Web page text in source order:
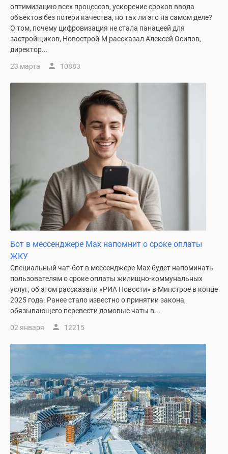
Дома
коттеджи
Коттеджные
поселки
Новой
поселки
Коттеджные
поселки
лесу
Коттеджные
поселки
водоема
Коттеджные
поселки
ипотеку
Бизнес-
Коттеджи
акции
Макс
оптимизацию всех процессов, ускорение сроков ввода
объектов без потери качества, но так ли это на самом деле?
О том, почему цифровизация не стала панацеей для
застройщиков, Новострой-М рассказал Алексей Осипов,
директор...
23 марта 10883
Бот в мессенджере Max напомнит о сроке оплаты
ЖКУ
Специальный чат-бот в мессенджере Max будет напоминать
пользователям о сроке оплаты жилищно-коммунальных
услуг, об этом рассказали «РИА Новости» в Минстрое в конце
2025 года. Ранее стало известно о принятии закона,
обязывающего перевести домовые чаты в...
02 января 12215